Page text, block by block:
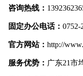
咨询热线：
固定办公电话： 0752-
官方网站： http://
服务优势： 广东21市